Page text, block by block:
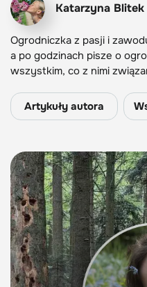
Katarzyna Blitek
Ogrodniczka z pasji i
a po godzinach pisze o
wszystkim, co z nimi
Artykuły autora